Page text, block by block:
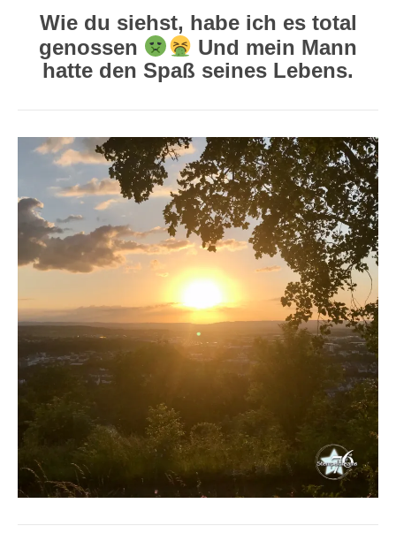
Wie du siehst, habe ich es total
genossen
Und mein Mann
hatte den Spaß seines Lebens.